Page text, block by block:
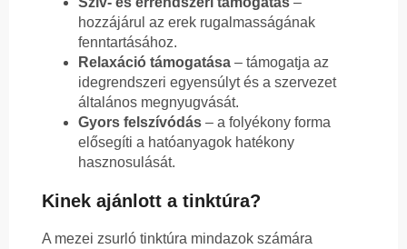
hozzájárul az erek rugalmasságának
fenntartásához.
Relaxáció támogatása – támogatja az
idegrendszeri egyensúlyt és a szervezet
általános megnyugvását.
Gyors felszívódás – a folyékony forma
elősegíti a hatóanyagok hatékony
hasznosulását.
Kinek ajánlott a tinktúra?
A mezei zsurló tinktúra mindazok számára